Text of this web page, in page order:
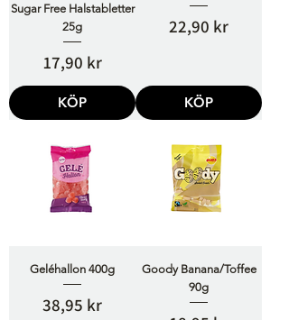
Sugar Free Halstabletter
25g
Pris
17,90 kr
KÖP
Pris
22,90 kr
KÖP
Geléhallon 400g
Pris
38,95 kr
Goody Banana/Toffee
90g